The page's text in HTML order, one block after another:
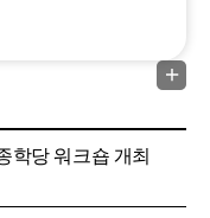
학당 워크숍 개최